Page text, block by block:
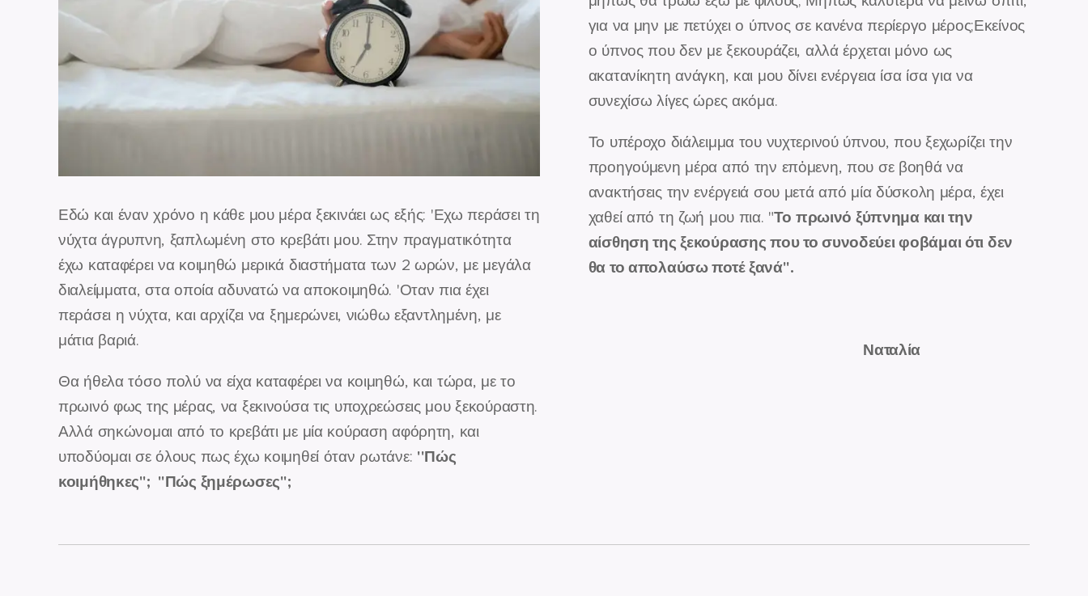
Εδώ και έναν χρόνο η κάθε μου μέρα ξεκινάει ως εξής: 'Εχω περάσει τη
νύχτα άγρυπνη, ξαπλωμένη στο κρεβάτι μου. Στην πραγματικότητα
έχω καταφέρει να κοιμηθώ μερικά διαστήματα των 2 ωρών, με μεγάλα
διαλείμματα, στα οποία αδυνατώ να αποκοιμηθώ. 'Οταν πια έχει
περάσει η νύχτα, και αρχίζει να ξημερώνει, νιώθω εξαντλημένη, με
μάτια βαριά.
Θα ήθελα τόσο πολύ να είχα καταφέρει να κοιμηθώ, και τώρα, με το
πρωινό φως της μέρας, να ξεκινούσα τις υποχρεώσεις μου ξεκούραστη.
Αλλά σηκώνομαι από το κρεβάτι με μία κούραση αφόρητη, και
υποδύομαι σε όλους πως έχω κοιμηθεί όταν ρωτάνε: ''Πώς
κοιμήθηκες"; "Πώς ξημέρωσες";
για να μην με πετύχει ο ύπνος σε κανένα περίεργο μέρος;Εκείνος
ο ύπνος που δεν με ξεκουράζει, αλλά έρχεται μόνο ως
ακατανίκητη ανάγκη, και μου δίνει ενέργεια ίσα ίσα για να
συνεχίσω λίγες ώρες ακόμα.
Το υπέροχο διάλειμμα του νυχτερινού ύπνου, που ξεχωρίζει την
προηγούμενη μέρα από την επὀμενη, που σε βοηθά να
ανακτήσεις την ενέργειά σου μετά από μία δύσκολη μέρα, έχει
χαθεί από τη ζωή μου πια. "¨Το πρωινό ξύπνημα και την
αίσθηση της ξεκούρασης που το συνοδεύει φοβάμαι ότι δεν
θα το απολαύσω ποτέ ξανά".
Ναταλία